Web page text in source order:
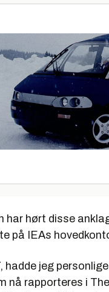
har hørt disse
på IEAs
jeg
nå rapporteres i